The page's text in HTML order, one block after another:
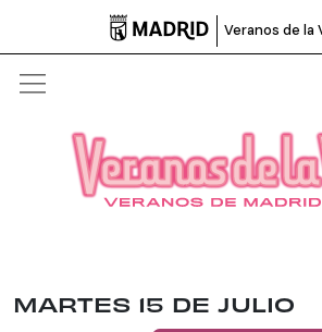
 Veranos de la
MARTES 15 DE JULIO